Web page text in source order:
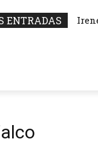
ENTRADAS